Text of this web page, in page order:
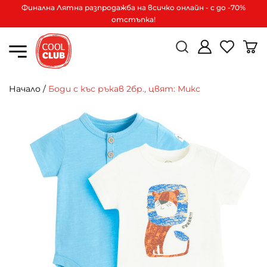
Финална Лятна разпродажба на всичко онлайн - с до -70%
отстъпка!
Начало / Боди с къс ръкав 2бр., цвят: Микс